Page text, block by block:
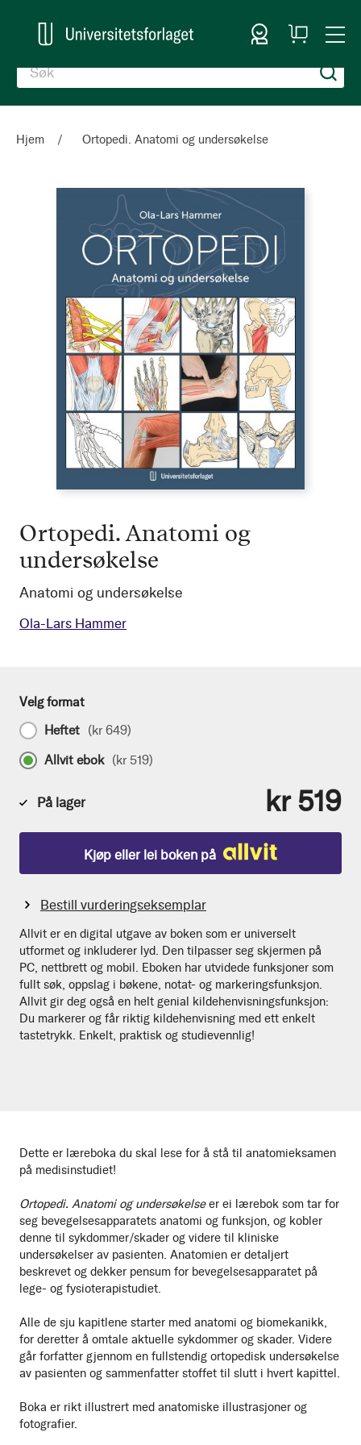
Logg inn
Handlekurv
Hjem Ortopedi. Anatomi og undersøkelse
Ortopedi. Anatomi og
undersøkelse
Anatomi og undersøkelse
Ola-Lars Hammer
Dette er læreboka du skal lese for å stå til anatomieksamen
på medisinstudiet!
Ortopedi. Anatomi og undersøkelseer ei lærebok som tar for
seg bevegelsesapparatets anatomi og funksjon, og kobler
denne til sykdommer/skader og videre til kliniske
undersøkelser av pasienten. Anatomien er detaljert
beskrevet og dekker pensum for bevegelsesapparatet på
lege- og fysioterapistudiet.
Alle de sju kapitlene starter med anatomi og biomekanikk,
for deretter å omtale aktuelle sykdommer og skader. Videre
går forfatter gjennom en fullstendig ortopedisk undersøkelse
av pasienten og sammenfatter stoffet til slutt i hvert kapittel.
Boka er rikt illustrert med anatomiske illustrasjoner og
fotografier.
Velg format
Heftet (kr 649)
Allvit ebok (kr 519)
På lager kr 519
Kjøp eller lei boken på
Bestill vurderingseksemplar
Allvit er en digital utgave av boken som er universelt
utformet og inkluderer lyd. Den tilpasser seg skjermen på
PC, nettbrett og mobil. Eboken har utvidede funksjoner som
fullt søk, oppslag i bøkene, notat- og markeringsfunksjon.
Allvit gir deg også en helt genial kildehenvisningsfunksjon:
Du markerer og får riktig kildehenvisning med ett enkelt
tastetrykk. Enkelt, praktisk og studievennlig!